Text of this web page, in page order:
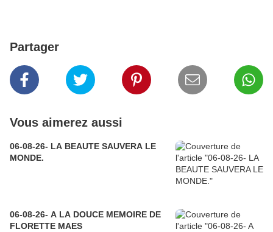
Partager
Vous aimerez aussi
06-08-26- LA BEAUTE SAUVERA LE
MONDE.
06-08-26- A LA DOUCE MEMOIRE DE
FLORETTE MAES